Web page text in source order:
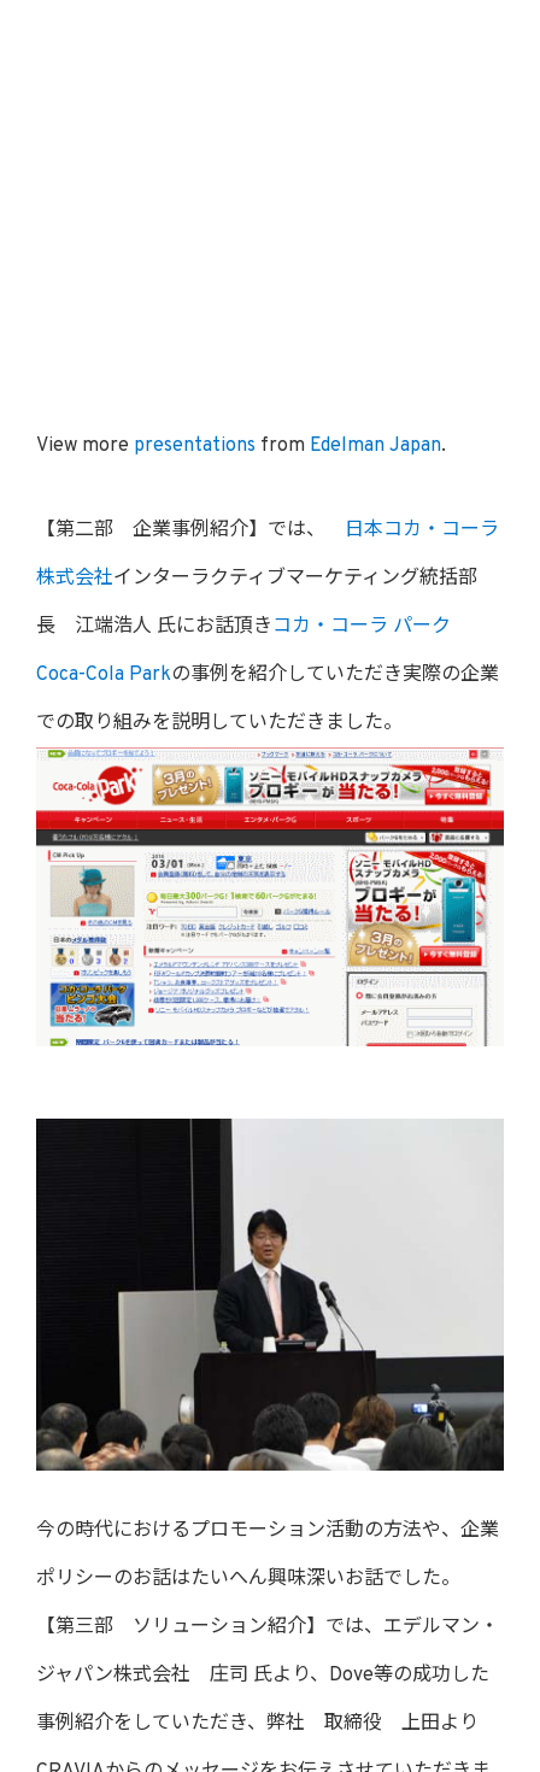
View more presentations from Edelman Japan.
【第二部 企業事例紹介】では、
日本コカ・コーラ
株式会社インターラクティブマーケティング統括部
長 江端浩人 氏にお話頂き コカ・コーラ パーク
Coca-Cola Parkの事例を紹介していただき実際の企業
での取り組みを説明していただきました。
今の時代におけるプロモーション活動の方法や、企業
ポリシーのお話はたいへん興味深いお話でした。
【第三部 ソリューション紹介】では、エデルマン・
ジャパン株式会社 庄司 氏より、Dove等の成功した
事例紹介をしていただき、弊社 取締役 上田より